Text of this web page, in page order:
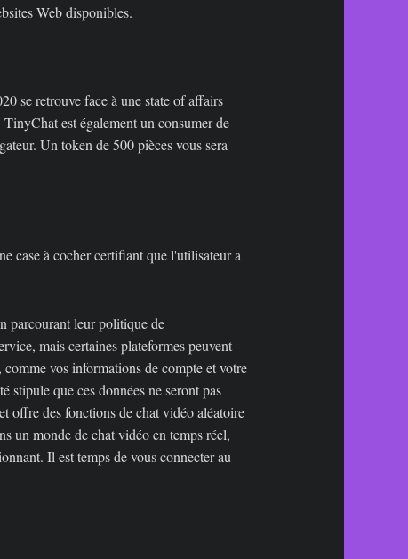
Web disponibles.
se retrouve face à une state of affairs
est également un consumer de
Un token de 500 pièces vous sera
case à cocher certifiant que l'utilisateur a
parcourant leur politique de
mais certaines plateformes peuvent
vos informations de compte et votre
stipule que ces données ne seront pas
offre des fonctions de chat vidéo aléatoire
un monde de chat vidéo en temps réel,
Il est temps de vous connecter au